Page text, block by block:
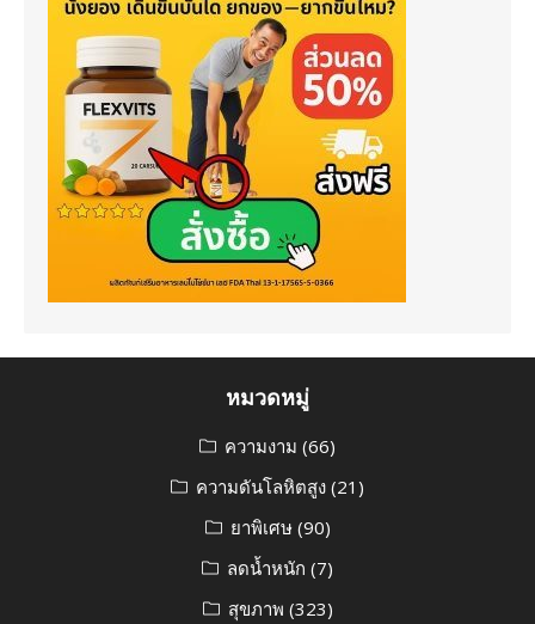
หมวดหมู่
ความงาม (66)
ความดันโลหิตสูง (21)
ยาพิเศษ(90)
ลดน้ำหนัก (7)
สุขภาพ (323)